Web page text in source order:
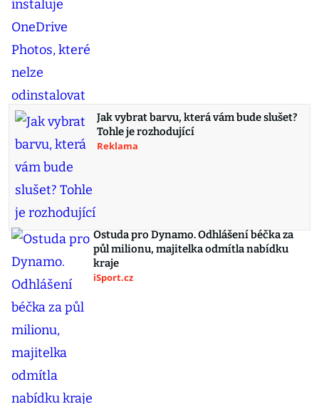
Jak vybrat barvu, která vám bude slušet?
Tohle je rozhodující
Reklama
Ostuda pro Dynamo. Odhlášení béčka za
půl milionu, majitelka odmítla nabídku
kraje
iSport.cz